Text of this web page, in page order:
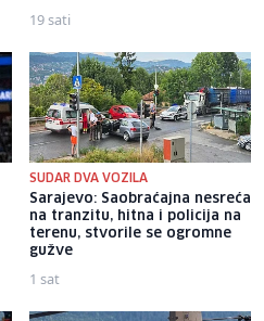
19 sati
SUDAR DVA VOZILA
Sarajevo: Saobraćajna nesreća
na tranzitu, hitna i policija na
terenu, stvorile se ogromne
gužve
1 sat